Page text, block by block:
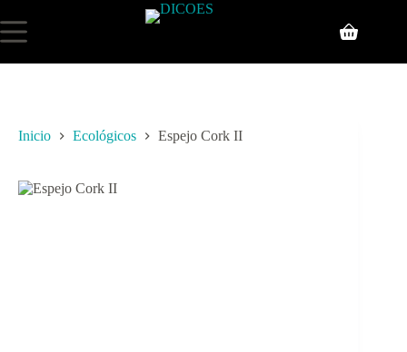
al
contenido
Carro
Inicio Ecológicos Espejo Cork II